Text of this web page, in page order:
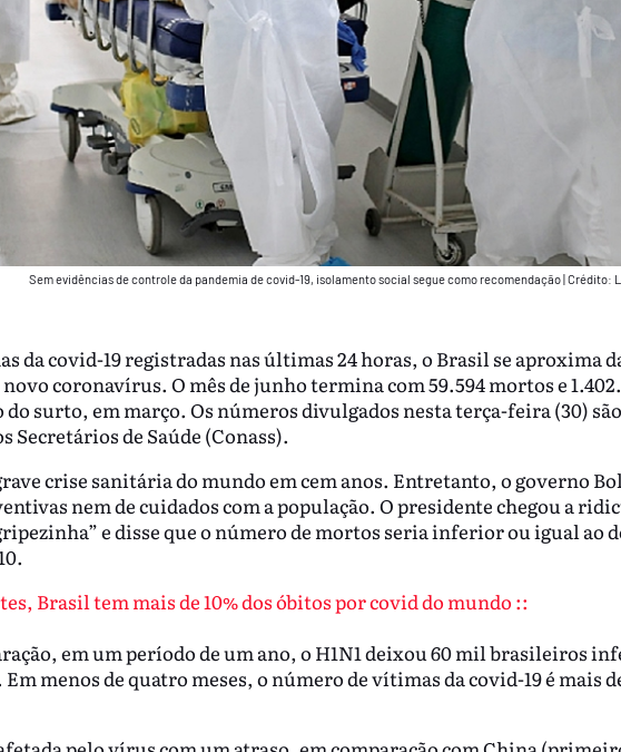
Sem evidências de controle da pandemia de covid-19, isolamento social segue como recomendação Crédito:
da covid-19 registradas nas últimas 24 horas, o Brasil se aproxima
coronavírus. O mês de junho termina com 59.594 mortos e
do surto, em março. Os números divulgados nesta terça-feira (30)
Secretários de Saúde (Conass).
crise sanitária do mundo em cem anos. Entretanto, o governo
nem de cuidados com a população. O presidente chegou a
e disse que o número de mortos seria inferior ou igual ao
Brasil tem mais de 10% dos óbitos por covid do mundo ::
em um período de um ano, o H1N1 deixou 60 mil brasileiros
menos de quatro meses, o número de vítimas da covid-19 é mais